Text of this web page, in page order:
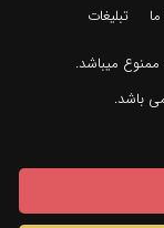
تبلیغات
میباشد.
باشد.